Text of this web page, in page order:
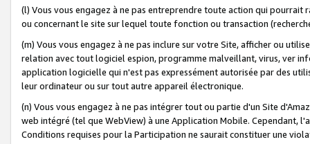
(l) Vous vous engagez à ne pas entreprendre toute action qui
ou concernant le site sur lequel toute fonction ou transaction
(m) Vous vous engagez à ne pas inclure sur votre Site, afficher ou
relation avec tout logiciel espion, programme malveillant, virus, ver
application logicielle qui n'est pas expressément autorisée par des
leur ordinateur ou sur tout autre appareil électronique.
(n) Vous vous engagez à ne pas intégrer tout ou partie d'un Site
web intégré (tel que WebView) à une Application Mobile. Cependant,
Conditions requises pour la Participation ne saurait constituer une